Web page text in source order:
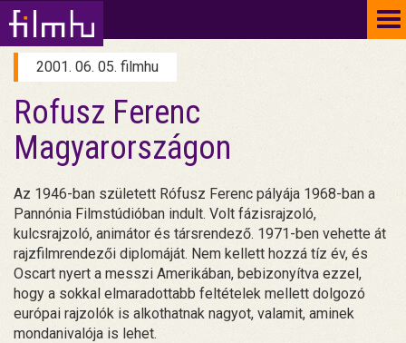
2001. 06. 05. filmhu
Rofusz Ferenc
Magyarországon
Az 1946-ban született Rófusz Ferenc pályája 1968-ban a
Pannónia Filmstúdióban indult. Volt fázisrajzoló,
kulcsrajzoló, animátor és társrendező. 1971-ben vehette át
rajzfilmrendezői diplomáját. Nem kellett hozzá tíz év, és
Oscart nyert a messzi Amerikában, bebizonyítva ezzel,
hogy a sokkal elmaradottabb feltételek mellett dolgozó
európai rajzolók is alkothatnak nagyot, valamit, aminek
mondanivalója is lehet.